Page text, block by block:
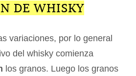
DE WHISKY
variaciones, por lo general
del whisky comienza
los granos. Luego los granos